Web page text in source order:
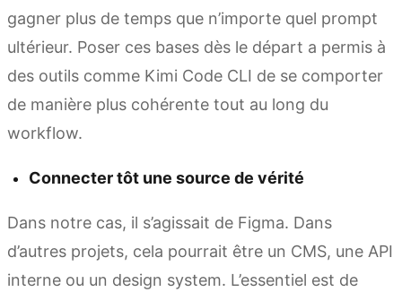
gagner plus de temps que n’importe quel prompt
ultérieur. Poser ces bases dès le départ a permis à
des outils comme Kimi Code CLI de se comporter
de manière plus cohérente tout au long du
workflow.
Connecter tôt une source de vérité
Dans notre cas, il s’agissait de Figma. Dans
d’autres projets, cela pourrait être un CMS, une API
interne ou un design system. L’essentiel est de